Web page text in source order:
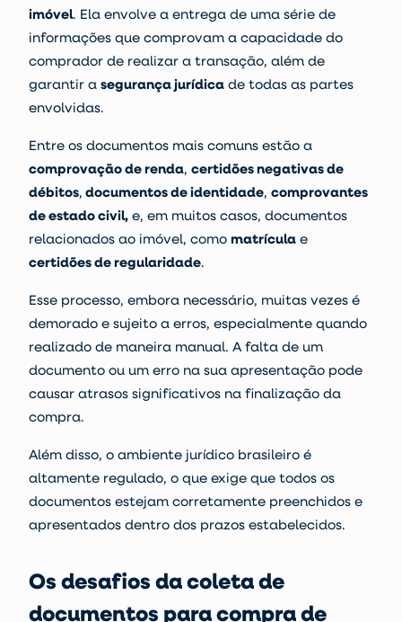
imóvel. Ela envolve a entrega de uma série de
informações que comprovam a capacidade do
comprador de realizar a transação, além de
garantir a segurança jurídica de todas as partes
envolvidas.
Entre os documentos mais comuns estão a
comprovação de renda, certidões negativas de
débitos, documentos de identidade, comprovantes
de estado civil, e, em muitos casos, documentos
relacionados ao imóvel, como matrícula e
certidões de regularidade.
Esse processo, embora necessário, muitas vezes é
demorado e sujeito a erros, especialmente quando
realizado de maneira manual. A falta de um
documento ou um erro na sua apresentação pode
causar atrasos significativos na finalização da
compra.
Além disso, o ambiente jurídico brasileiro é
altamente regulado, o que exige que todos os
documentos estejam corretamente preenchidos e
apresentados dentro dos prazos estabelecidos.
Os desafios da coleta de
documentos para compra de